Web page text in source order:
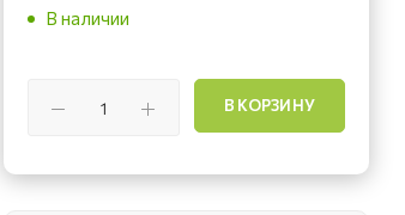
В наличии
В КОРЗИНУ